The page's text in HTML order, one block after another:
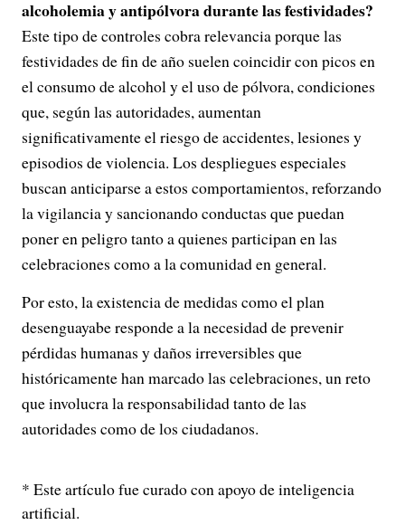
alcoholemia y antipólvora durante las festividades?
Este tipo de controles cobra relevancia porque las
festividades de fin de año suelen coincidir con picos en
el consumo de alcohol y el uso de pólvora, condiciones
que, según las autoridades, aumentan
significativamente el riesgo de accidentes, lesiones y
episodios de violencia. Los despliegues especiales
buscan anticiparse a estos comportamientos, reforzando
la vigilancia y sancionando conductas que puedan
poner en peligro tanto a quienes participan en las
celebraciones como a la comunidad en general.
Por esto, la existencia de medidas como el plan
desenguayabe responde a la necesidad de prevenir
pérdidas humanas y daños irreversibles que
históricamente han marcado las celebraciones, un reto
que involucra la responsabilidad tanto de las
autoridades como de los ciudadanos.
* Este artículo fue curado con apoyo de inteligencia
artificial.